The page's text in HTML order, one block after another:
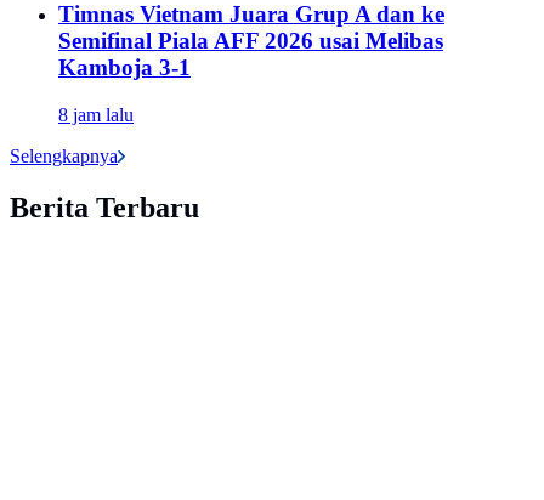
Timnas Vietnam Juara Grup A dan ke
Semifinal Piala AFF 2026 usai Melibas
Kamboja 3-1
8 jam lalu
Selengkapnya
Berita Terbaru